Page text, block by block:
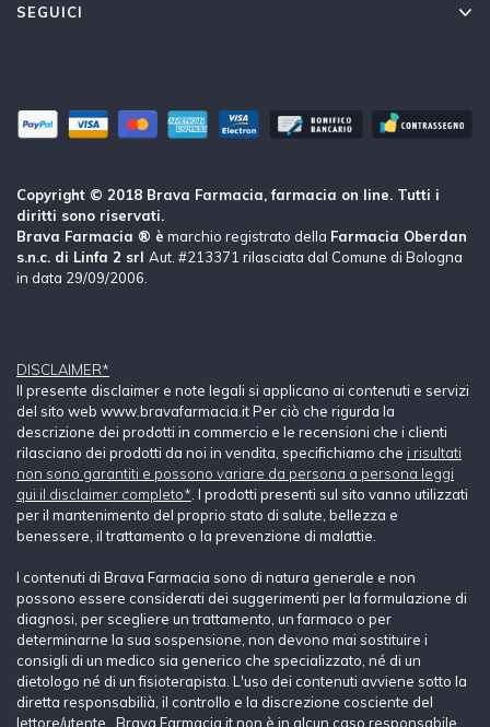
SEGUICI
Copyright © 2018 Brava Farmacia, farmacia on line. Tutti i
diritti sono riservati.
Brava Farmacia ® è marchio registrato della Farmacia Oberdan
s.n.c. di Linfa 2 srl Aut. #213371 rilasciata dal Comune di Bologna
in data 29/09/2006.
DISCLAIMER*
Il presente disclaimer e note legali si applicano ai contenuti e servizi
del sito web www.bravafarmacia.it Per ciò che rigurda la
descrizione dei prodotti in commercio e le recensioni che i clienti
rilasciano dei prodotti da noi in vendita, specifichiamo che i risultati
non sono garantiti e possono variare da persona a persona leggi
qui il disclaimer completo* . I prodotti presenti sul sito vanno utilizzati
per il mantenimento del proprio stato di salute, bellezza e
benessere, il trattamento o la prevenzione di malattie.
I contenuti di Brava Farmacia sono di natura generale e non
possono essere considerati dei suggerimenti per la formulazione di
diagnosi, per scegliere un trattamento, un farmaco o per
determinarne la sua sospensione, non devono mai sostituire i
consigli di un medico sia generico che specializzato, né di un
dietologo né di un fisioterapista. L'uso dei contenuti avviene sotto la
diretta responsabilià, il controllo e la discrezione cosciente del
lettore/utente. Brava Farmacia.it non è in alcun caso responsabile